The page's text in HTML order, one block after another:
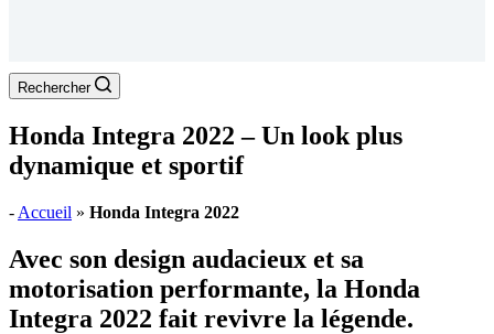
Rechercher
Honda Integra 2022 – Un look plus
dynamique et sportif
- Accueil » Honda Integra 2022
Avec son design audacieux et sa
motorisation performante, la Honda
Integra 2022 fait revivre la légende.